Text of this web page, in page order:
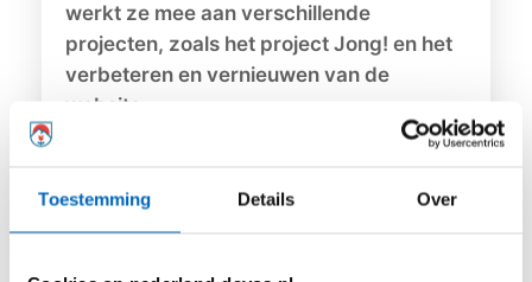
Toestemming Details Over
werkt ze mee aan verschillende
projecten, zoals het project Jong! en het
verbeteren en vernieuwen van de
website.